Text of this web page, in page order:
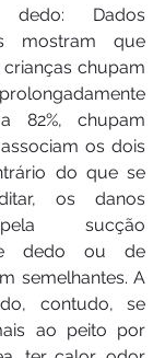
Dados
mostram que
crianças chupam
82%, chupam
os dois
do que se
os danos
sucção
dedo ou de
semelhantes. A
contudo, se
ao peito por